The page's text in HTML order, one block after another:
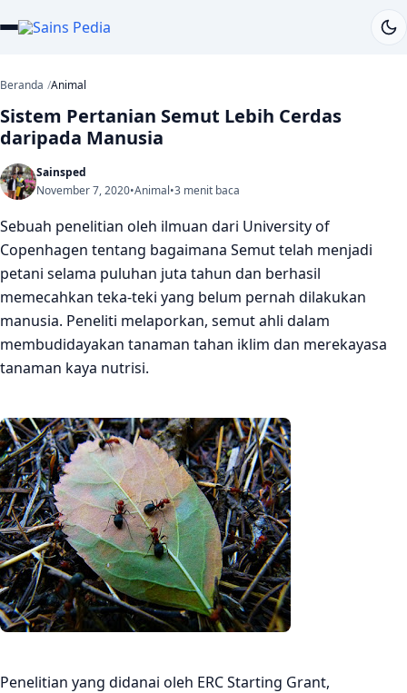
Beranda Animal
Sistem Pertanian Semut Lebih Cerdas
daripada Manusia
Sainsped
November 7, 2020•Animal•3 menit baca
Sebuah penelitian oleh ilmuan dari University of
Copenhagen tentang bagaimana Semut telah menjadi
petani selama puluhan juta tahun dan berhasil
memecahkan teka-teki yang belum pernah dilakukan
manusia. Peneliti melaporkan, semut ahli dalam
membudidayakan tanaman tahan iklim dan merekayasa
tanaman kaya nutrisi.
Penelitian yang didanai oleh ERC Starting Grant,